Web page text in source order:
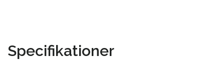
Specifikationer